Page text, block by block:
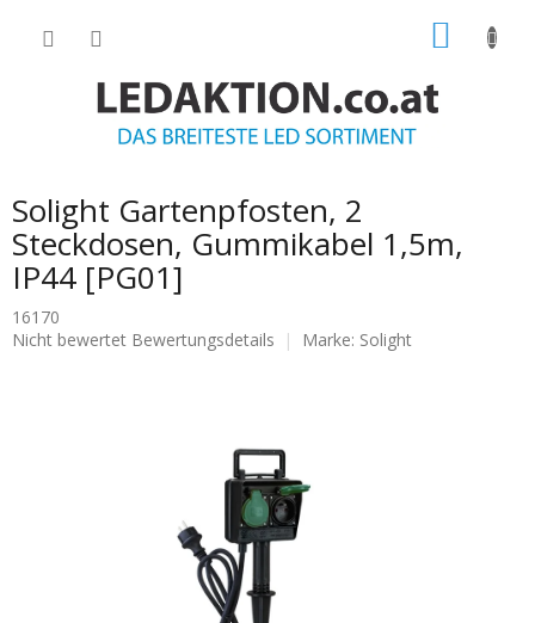
Solight Gartenpfosten, 2
Steckdosen, Gummikabel 1,5m,
IP44 [PG01]
16170
Die
Nicht bewertet Bewertungsdetails Marke: Solight